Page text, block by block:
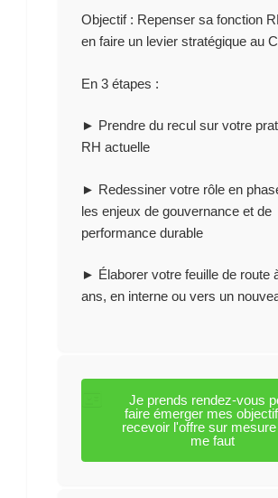
Objectif : Repenser sa fonction
en faire un levier stratégique au
En 3 étapes :
► Prendre du recul sur votre
RH actuelle
► Redessiner votre rôle en
les enjeux de gouvernance et de
performance durable
► Élaborer votre feuille de route
ans, en interne ou vers un
Je prends rendez-vous
faire émerger mes
recevoir l'offre sur
me faut